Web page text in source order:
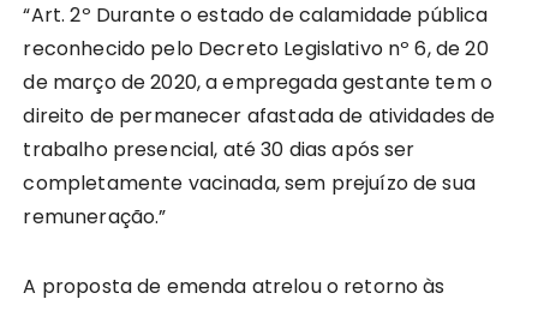
“Art. 2º Durante o estado de calamidade pública
reconhecido pelo Decreto Legislativo nº 6, de 20
de março de 2020, a empregada gestante tem o
direito de permanecer afastada de atividades de
trabalho presencial, até 30 dias após ser
completamente vacinada, sem prejuízo de sua
remuneração.”
A proposta de emenda atrelou o retorno às